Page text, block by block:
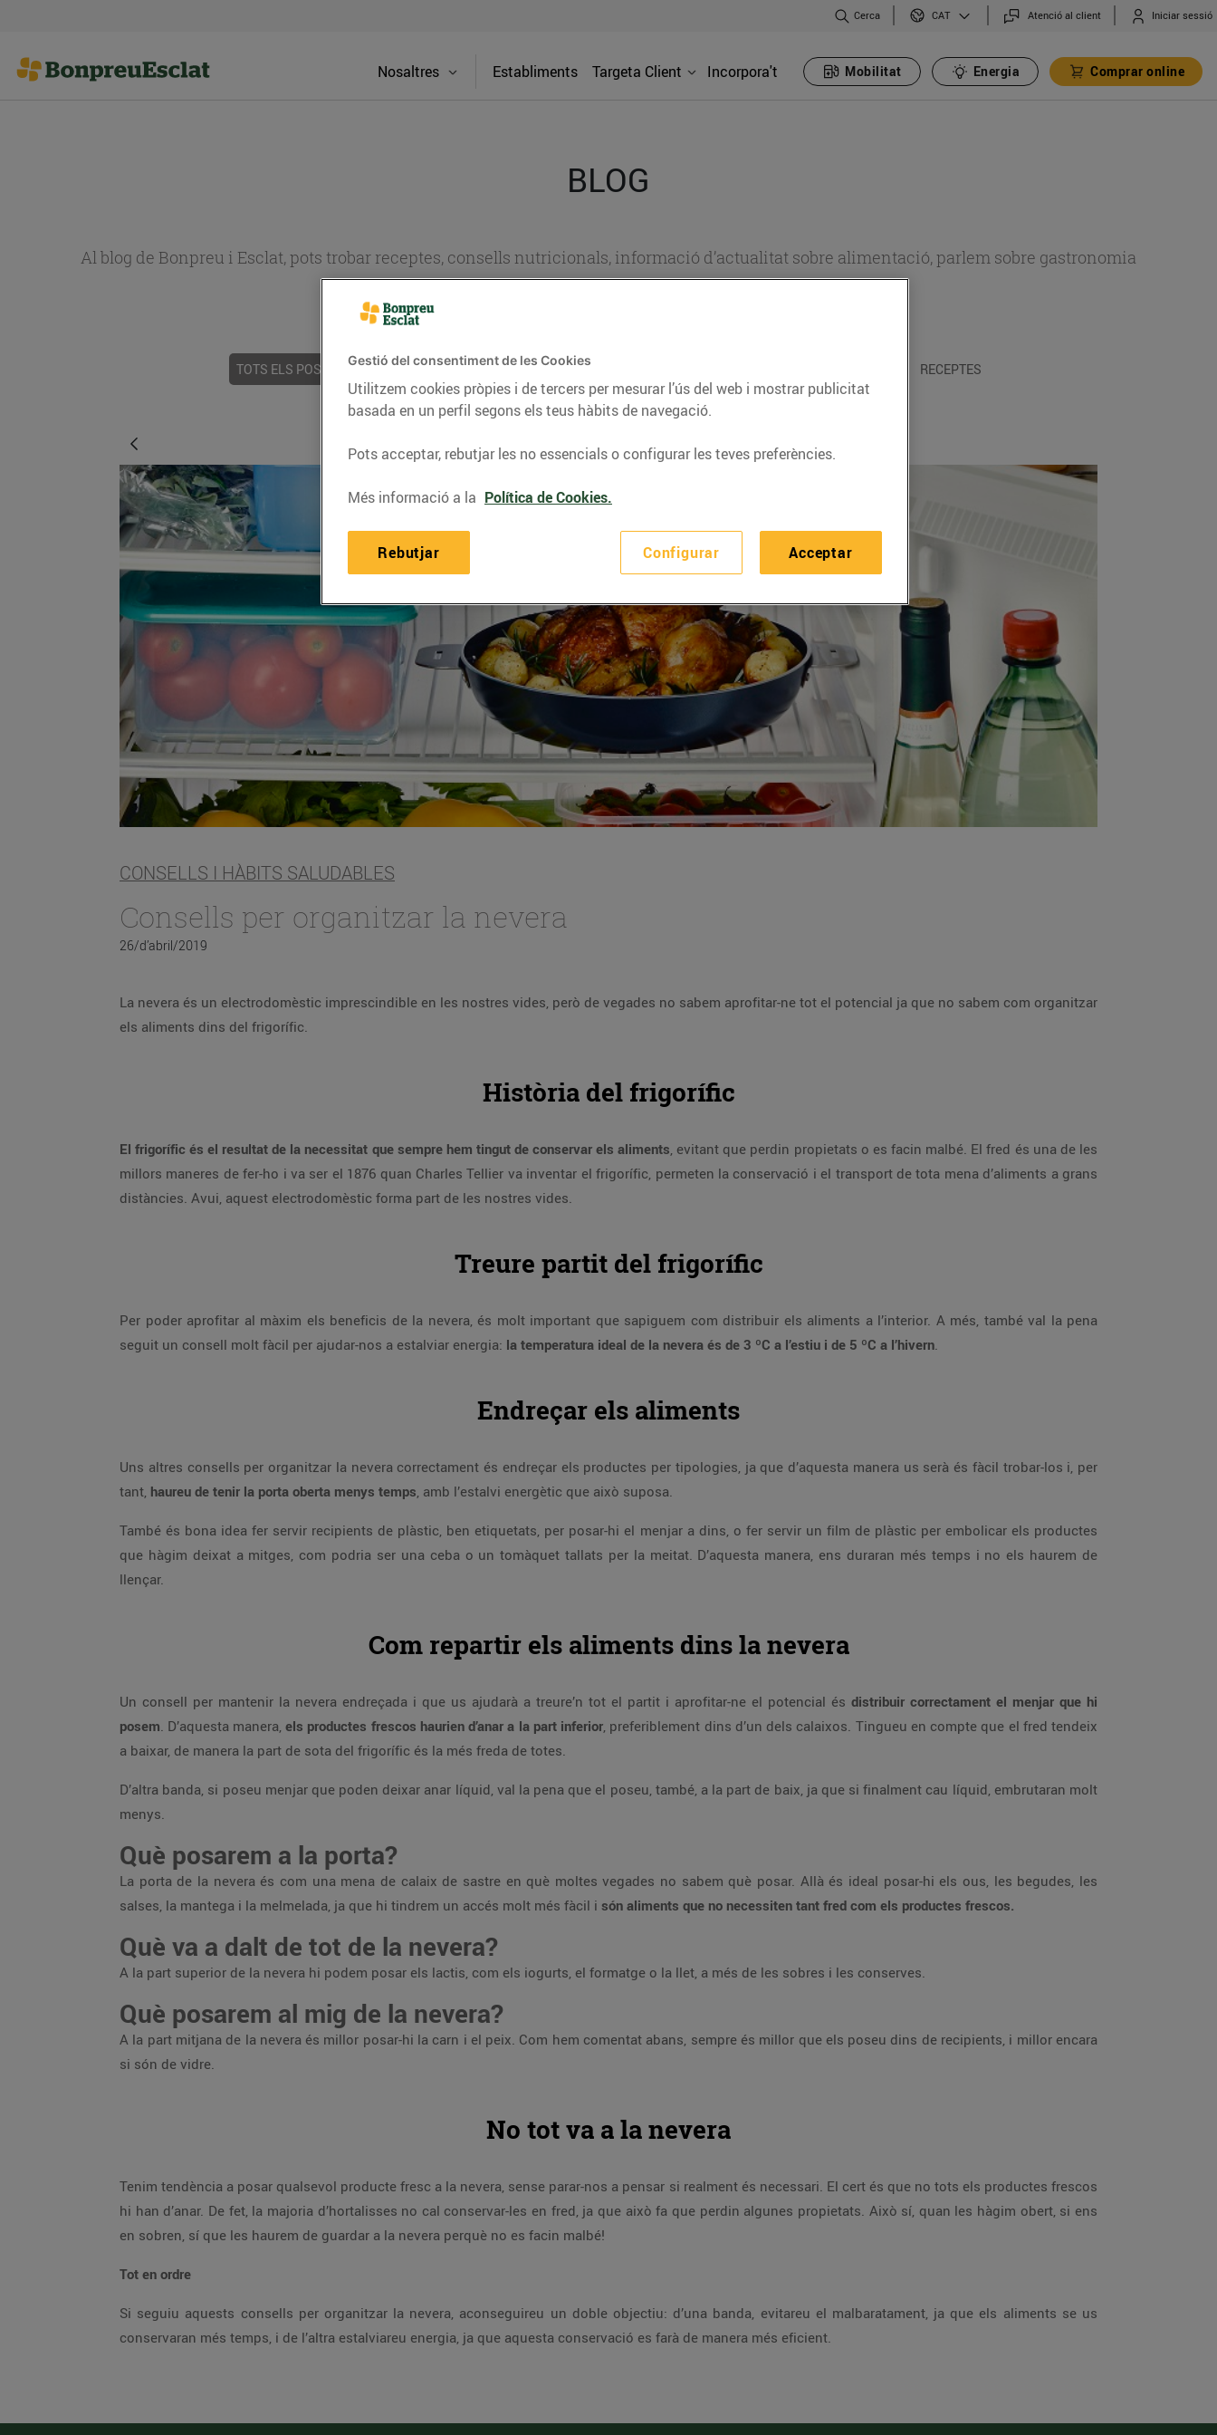
Cerca CAT Atenció al client Iniciar sessió
Nosaltres Establiments Targeta Client Incorpora't Mobilitat Energia Comprar online
BLOG
Al blog de Bonpreu i Esclat, pots trobar receptes, consells nutricionals, informació d’actualitat sobre alimentació, parlem sobre gastronomia
TOTS ELS POSTS ACTUALITAT CONSELLS I HÀBITS SALUDABLES RECEPTES
CONSELLS I HÀBITS SALUDABLES
Consells per organitzar la nevera
26/d’abril/2019
La nevera és un electrodomèstic imprescindible en les nostres vides, però de vegades no sabem aprofitar-ne tot el potencial ja que no sabem com organitzar
els aliments dins del frigorífic.
Història del frigorífic
El frigorífic és el resultat de la necessitat que sempre hem tingut de conservar els aliments, evitant que perdin propietats o es facin malbé. El fred és una de les
millors maneres de fer-ho i va ser el 1876 quan Charles Tellier va inventar el frigorífic, permeten la conservació i el transport de tota mena d’aliments a grans
distàncies. Avui, aquest electrodomèstic forma part de les nostres vides.
Treure partit del frigorífic
Per poder aprofitar al màxim els beneficis de la nevera, és molt important que sapiguem com distribuir els aliments a l’interior. A més, també val la pena
seguit un consell molt fàcil per ajudar-nos a estalviar energia: la temperatura ideal de la nevera és de 3 ºC a l’estiu i de 5 ºC a l’hivern.
Endreçar els aliments
Uns altres consells per organitzar la nevera correctament és endreçar els productes per tipologies, ja que d’aquesta manera us serà és fàcil trobar-los i, per
tant, haureu de tenir la porta oberta menys temps, amb l’estalvi energètic que això suposa.
També és bona idea fer servir recipients de plàstic, ben etiquetats, per posar-hi el menjar a dins, o fer servir un film de plàstic per embolicar els productes
que hàgim deixat a mitges, com podria ser una ceba o un tomàquet tallats per la meitat. D’aquesta manera, ens duraran més temps i no els haurem de
llençar.
Com repartir els aliments dins la nevera
Un consell per mantenir la nevera endreçada i que us ajudarà a treure’n tot el partit i aprofitar-ne el potencial és distribuir correctament el menjar que hi
posem. D’aquesta manera, els productes frescos haurien d’anar a la part inferior, preferiblement dins d’un dels calaixos. Tingueu en compte que el fred tendeix
a baixar, de manera la part de sota del frigorífic és la més freda de totes.
D’altra banda, si poseu menjar que poden deixar anar líquid, val la pena que el poseu, també, a la part de baix, ja que si finalment cau líquid, embrutaran molt
menys.
Què posarem a la porta?
La porta de la nevera és com una mena de calaix de sastre en què moltes vegades no sabem què posar. Allà és ideal posar-hi els ous, les begudes, les
salses, la mantega i la melmelada, ja que hi tindrem un accés molt més fàcil i són aliments que no necessiten tant fred com els productes frescos.
Què va a dalt de tot de la nevera?
A la part superior de la nevera hi podem posar els lactis, com els iogurts, el formatge o la llet, a més de les sobres i les conserves.
Què posarem al mig de la nevera?
A la part mitjana de la nevera és millor posar-hi la carn i el peix. Com hem comentat abans, sempre és millor que els poseu dins de recipients, i millor encara
si són de vidre.
No tot va a la nevera
Tenim tendència a posar qualsevol producte fresc a la nevera, sense parar-nos a pensar si realment és necessari. El cert és que no tots els productes frescos
hi han d’anar. De fet, la majoria d’hortalisses no cal conservar-les en fred, ja que això fa que perdin algunes propietats. Això sí, quan les hàgim obert, si ens
en sobren, sí que les haurem de guardar a la nevera perquè no es facin malbé!
Tot en ordre
Si seguiu aquests consells per organitzar la nevera, aconseguireu un doble objectiu: d’una banda, evitareu el malbaratament, ja que els aliments se us
conservaran més temps, i de l’altra estalviareu energia, ja que aquesta conservació es farà de manera més eficient.
Gestió del consentiment de les Cookies
Utilitzem cookies pròpies i de tercers per mesurar l’ús del web i mostrar publicitat
basada en un perfil segons els teus hàbits de navegació.
Pots acceptar, rebutjar les no essencials o configurar les teves preferències.
Més informació a la Política de Cookies.
Configurar
Rebutjar Acceptar